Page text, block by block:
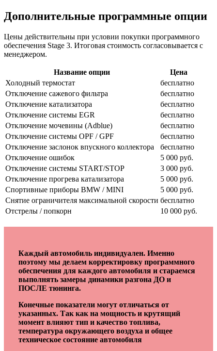
Дополнительные программные опции
Цены действительны при условии покупки программного
обеспечения Stage 3. Итоговая стоимость согласовывается с
менеджером.
Название опции
Цена
Холодный термостат
бесплатно
Отключение сажевого фильтра
бесплатно
Отключение катализатора
бесплатно
Отключение системы EGR
бесплатно
Отключение мочевины (Adblue)
бесплатно
Отключение системы OPF / GPF
бесплатно
Отключение заслонок впускного коллектора
бесплатно
Отключение ошибок
5 000 руб.
Отключение системы START/STOP
3 000 руб.
Отключение прогрева катализатора
5 000 руб.
Спортивные приборы BMW / MINI
5 000 руб.
Снятие ограничителя максимальной скорости бесплатно
Отстрелы / попкорн
10 000 руб.
Каждый автомобиль индивидуален. Именно
поэтому мы делаем корректировку программного
обеспечения для каждого автомобиля и стараемся
выполнять замеры динамики разгона ДО и
ПОСЛЕ тюнинга.
Конечные показатели могут отличаться от
указанных. Так как на мощность и крутящий
момент влияют тип и качество топлива,
температура окружающего воздуха и общее
техническое состояние автомобиля